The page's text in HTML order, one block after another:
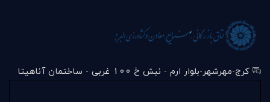
کرج-مهرشهر-بلوار ارم - نبش خ 100 غربی - ساختمان آناهیتا